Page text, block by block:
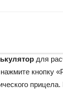
для
кнопку